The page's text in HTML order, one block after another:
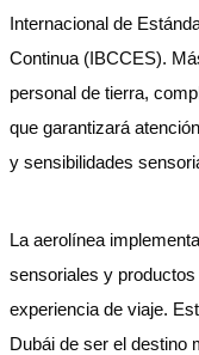
Internacional de
Continua (IBCCES).
personal de tierra,
que garantizará
y sensibilidades
La aerolínea
sensoriales y
experiencia de viaje.
Dubái de ser el destino